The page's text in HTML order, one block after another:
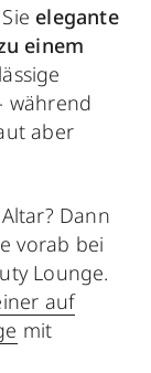
elegante
einem
während
aber
Dann
vorab bei
Lounge.
auf
mit